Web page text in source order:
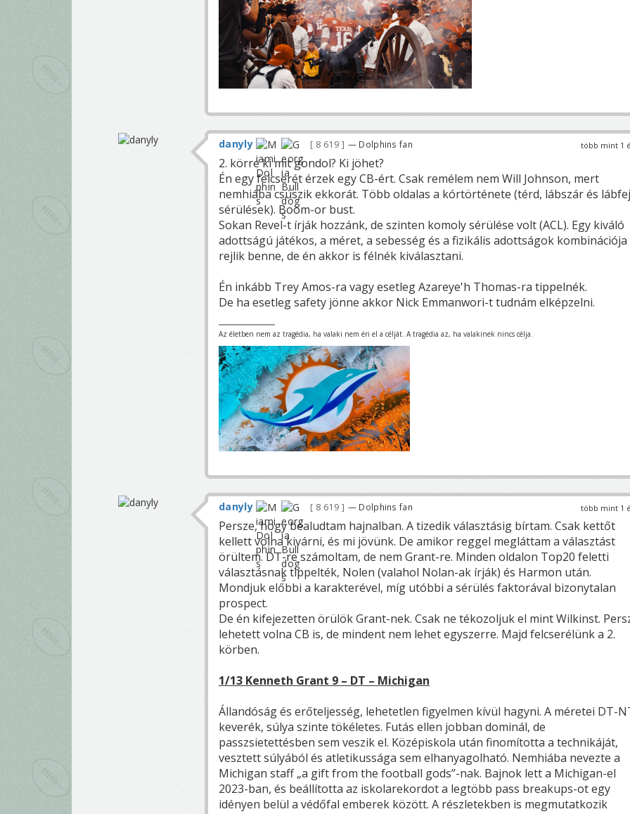
több mint 1
danyly 8 619 — Dolphins fan
2. körre ki mit gondol? Ki jöhet?
Én egy felcserét érzek egy CB-ért. Csak remélem nem Will Johnson, mert
nemhiába csúszik ekkorát. Több oldalas a kórtörténete (térd, lábszár és lábfej
sérülések). Boom-or bust.
Sokan Revel-t írják hozzánk, de szinten komoly sérülése volt (ACL). Egy kiváló
adottságú játékos, a méret, a sebesség és a fizikális adottságok kombinációja
rejlik benne, de én akkor is félnék kiválasztani.
Én inkább Trey Amos-ra vagy esetleg Azareye'h Thomas-ra tippelnék.
De ha esetleg safety jönne akkor Nick Emmanwori-t tudnám elképzelni.
Az életben nem az tragédia, ha valaki nem éri el a célját. A tragédia az, ha valakinek nincs célja.
több mint 1
danyly 8 619 — Dolphins fan
Persze, hogy bealudtam hajnalban. A tizedik választásig bírtam. Csak kettőt
kellett volna kivárni, és mi jövünk. De amikor reggel megláttam a választást
örültem. DT-re számoltam, de nem Grant-re. Minden oldalon Top20 feletti
választásnak tippelték, Nolen (valahol Nolan-ak írják) és Harmon után.
Mondjuk előbbi a karakterével, míg utóbbi a sérülés faktorával bizonytalan
prospect.
De én kifejezetten örülök Grant-nek. Csak ne tékozoljuk el mint Wilkinst.
lehetett volna CB is, de mindent nem lehet egyszerre. Majd felcserélünk a 2.
körben.
1/13 Kenneth Grant 9 – DT – Michigan
Állandóság és erőteljesség, lehetetlen figyelmen kívül hagyni. A méretei DT-
keverék, súlya szinte tökéletes. Futás ellen jobban dominál, de
passzsietettésben sem veszik el. Középiskola után finomította a technikáját,
vesztett súlyából és atletikussága sem elhanyagolható. Nemhiába nevezte a
Michigan staff „a gift from the football gods”-nak. Bajnok lett a Michigan-el
2023-ban, és beállította az iskolarekordot a legtöbb pass breakups-ot egy
idényen belül a védőfal emberek között. A részletekben is megmutatkozik